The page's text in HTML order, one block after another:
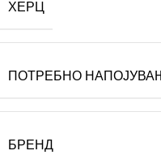
ХЕРЦ
ПОТРЕБНО
БРЕНД